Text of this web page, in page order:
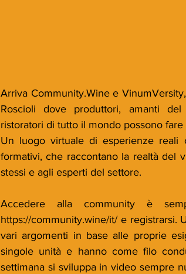
Arriva Community.Wine e
Roscioli dove produttori, amanti
ristoratori di tutto il mondo possono fare
Un luogo virtuale di esperienze
formativi, che raccontano la realtà del
stessi e agli esperti del settore.
Accedere alla community è
https://community.wine/it/ e registrarsi.
vari argomenti in base alle proprie
singole unità e hanno come filo
settimana si sviluppa in video sempre